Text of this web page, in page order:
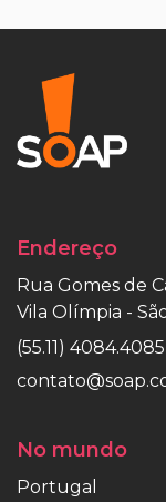
Endereço
Rua Gomes de
Vila Olímpia -
(55.11) 4084.4085
No mundo
Portugal